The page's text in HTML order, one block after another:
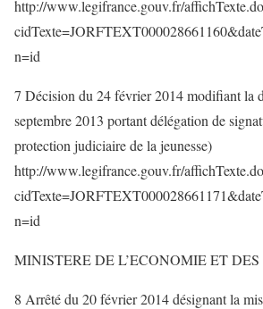
http://www.legifrance.gouv.fr/
n=id
7 Décision du 24 février 2014 modifiant la
septembre 2013 portant délégation de
protection judiciaire de la jeunesse)
http://www.legifrance.gouv.fr/
n=id
MINISTERE DE L’ECONOMIE ET
8 Arrêté du 20 février 2014 désignant la